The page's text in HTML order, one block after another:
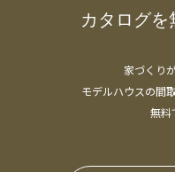
カタログを
家づくり
モデルハウスの間
無料